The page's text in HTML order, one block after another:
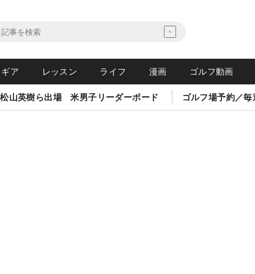
ギア レッスン ライフ 漫画 ゴルフ動画
松山英樹ら出場 米男子リーダーボード ゴルフ場予約／